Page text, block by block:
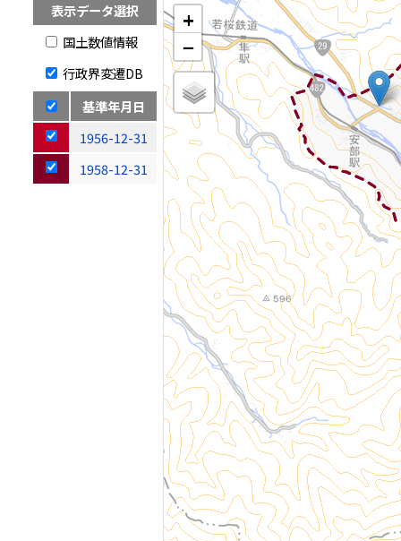
表示データ選択
国土数値情報
行政界変遷DB
基準年月日
1956-12-31
1958-12-31
+
−